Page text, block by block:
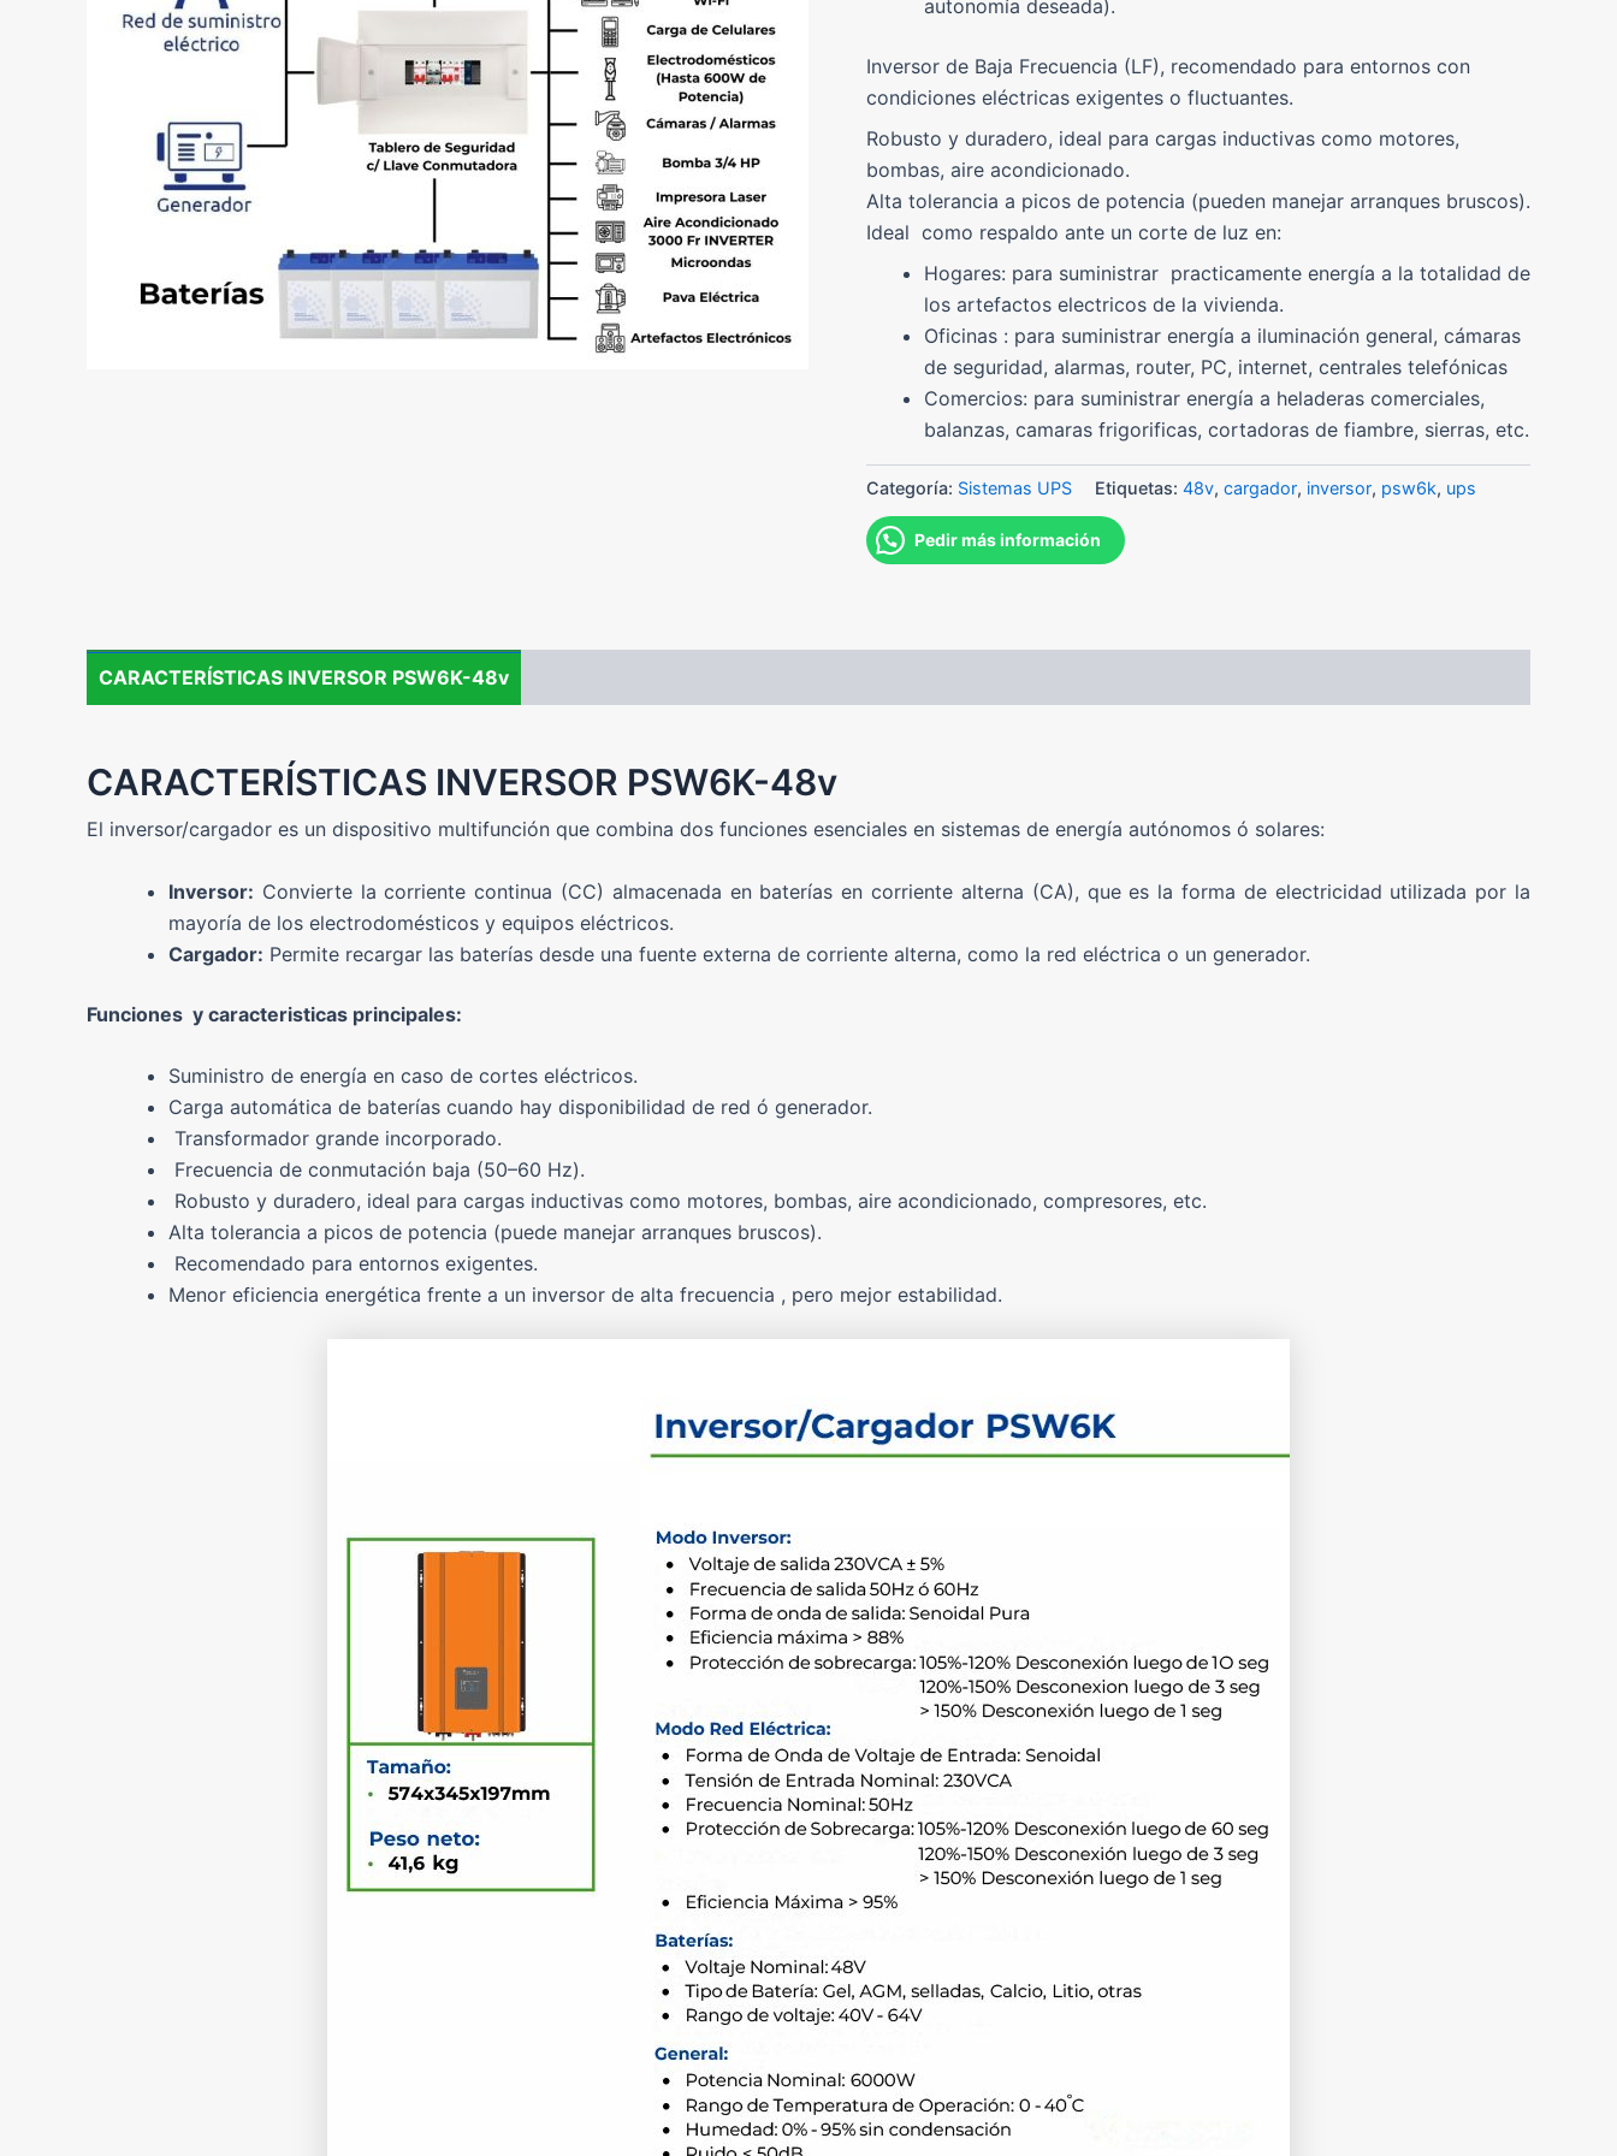
autonomía deseada).
Inversor de Baja Frecuencia (LF), recomendado para entornos con
condiciones eléctricas exigentes o fluctuantes.
Robusto y duradero, ideal para cargas inductivas como motores,
bombas, aire acondicionado.
Alta tolerancia a picos de potencia (pueden manejar arranques bruscos).
Ideal como respaldo ante un corte de luz en:
Hogares: para suministrar practicamente energía a la totalidad de
los artefactos electricos de la vivienda.
Oficinas : para suministrar energía a iluminación general, cámaras
de seguridad, alarmas, router, PC, internet, centrales telefónicas
Comercios: para suministrar energía a heladeras comerciales,
balanzas, camaras frigorificas, cortadoras de fiambre, sierras, etc.
Categoría: Sistemas UPS Etiquetas: 48v, cargador, inversor, psw6k, ups
Pedir más información
CARACTERÍSTICAS INVERSOR PSW6K-48v
CARACTERÍSTICAS INVERSOR PSW6K-48v
El inversor/cargador es un dispositivo multifunción que combina dos funciones esenciales en sistemas de energía autónomos ó solares:
Inversor: Convierte la corriente continua (CC) almacenada en baterías en corriente alterna (CA), que es la forma de electricidad utilizada por la
mayoría de los electrodomésticos y equipos eléctricos.
Cargador: Permite recargar las baterías desde una fuente externa de corriente alterna, como la red eléctrica o un generador.
Funciones y caracteristicas principales:
Suministro de energía en caso de cortes eléctricos.
Carga automática de baterías cuando hay disponibilidad de red ó generador.
Transformador grande incorporado.
Frecuencia de conmutación baja (50–60 Hz).
Robusto y duradero, ideal para cargas inductivas como motores, bombas, aire acondicionado, compresores, etc.
Alta tolerancia a picos de potencia (puede manejar arranques bruscos).
Recomendado para entornos exigentes.
Menor eficiencia energética frente a un inversor de alta frecuencia , pero mejor estabilidad.